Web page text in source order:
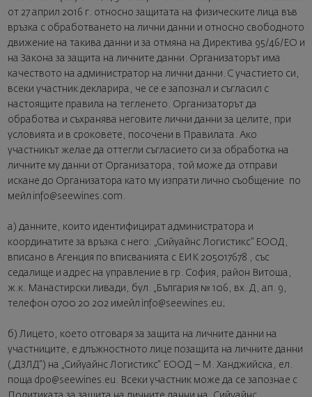
от 27 април 2016 г. относно защитата на физическите лица във
връзка с обработването на лични данни и относно свободното
движение на такива данни и за отмяна на Директива 95/46/ЕО и
на Закона за защита на личните данни. Организаторът има
качеството на администратор на лични данни. С участието си,
всеки участник декларира, че се е запознал и съгласил с
настоящите правила на тегленето. Организаторът да
обработва и съхранява неговите лични данни за целите, при
условията и в сроковете, посочени в Правилата. Ако
участникът желае да оттегли съгласието си за обработка на
личните му данни от Организатора, той може да отправи
искане до Организатора като му изпрати лично съобщение по
мейл info@seewines.com.
a) данните, които идентифицират администратора и
координатите за връзка с него: „Сийуайнс Логистикс” ЕООД,
вписано в Агенция по вписванията с ЕИК 205017678 , със
седалище и адрес на управление в гр. София, район Витоша,
ж.к. Манастирски ливади, бул. „България № 106, вх. Д, ап. 9,
телефон 0700 20 202 имейл info@seewines.eu;
б) Лицето, което отговаря за защита на личните данни на
участниците, е длъжностното лице позащита на личните данни
(„ДЗЛД“) на „Сийуайнс Логистикс“ ЕООД – М. Ханджийска, ел.
поща dpo@seewines.eu. Всеки участник може да се запознае с